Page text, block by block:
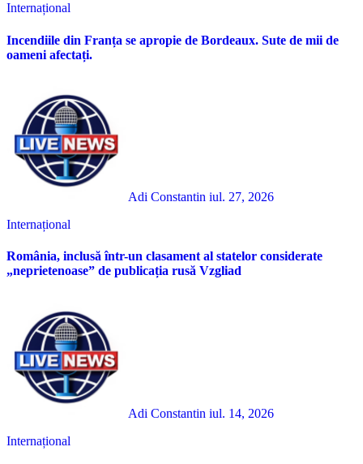
Internațional
Incendiile din Franța se apropie de Bordeaux. Sute de mii de
oameni afectați.
Adi Constantin iul. 27, 2026
Internațional
România, inclusă într-un clasament al statelor considerate
„neprietenoase” de publicația rusă Vzgliad
Adi Constantin iul. 14, 2026
Internațional